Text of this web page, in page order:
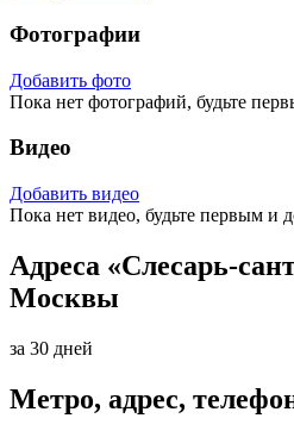
Фотографии
Добавить фото
Пока нет фотографий, будьте
Видео
Добавить видео
Пока нет видео, будьте первым и
Адреса «Слесарь-
Москвы
за 30 дней
Метро, адрес,